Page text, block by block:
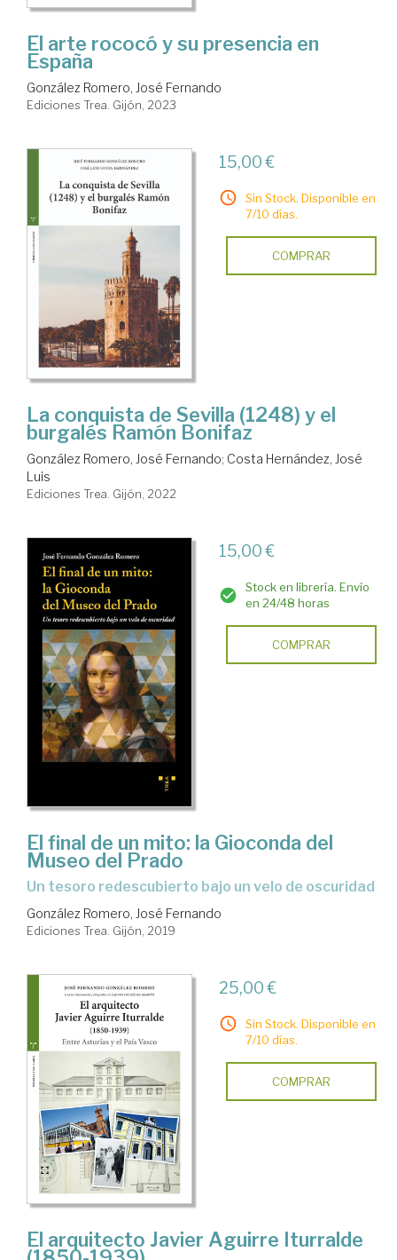
El arte rococó y su presencia en
España
González Romero, José Fernando
Ediciones Trea. Gijón, 2023
15,00 €
Sin Stock. Disponible en
7/10 días.
COMPRAR
La conquista de Sevilla (1248) y el
burgalés Ramón Bonifaz
González Romero, José Fernando; Costa Hernández, José
Luis
Ediciones Trea. Gijón, 2022
15,00 €
Stock en librería. Envío
en 24/48 horas
COMPRAR
El final de un mito: la Gioconda del
Museo del Prado
Un tesoro redescubierto bajo un velo de oscuridad
González Romero, José Fernando
Ediciones Trea. Gijón, 2019
25,00 €
Sin Stock. Disponible en
7/10 días.
COMPRAR
El arquitecto Javier Aguirre Iturralde